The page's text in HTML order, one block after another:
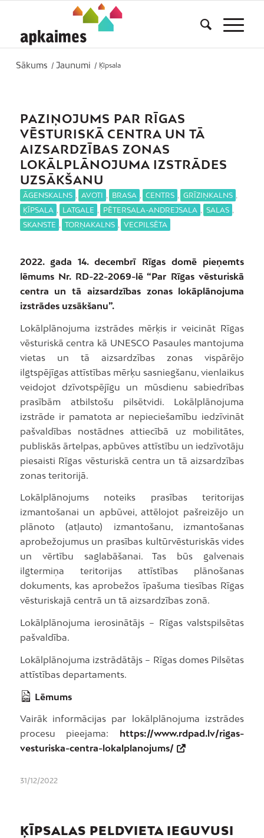
Sākums / Jaunumi / Ķīpsala
PAZIŅOJUMS PAR RĪGAS
VĒSTURISKĀ CENTRA UN TĀ
AIZSARDZĪBAS ZONAS
LOKĀLPLĀNOJUMA IZSTRĀDES
UZSĀKŠANU
ĀGENSKALNS , AVOTI , BRASA , CENTRS , GRĪZIŅKALNS ,
ĶĪPSALA , LATGALE , PĒTERSALA-ANDREJSALA , SALAS ,
SKANSTE , TORŅAKALNS , VECPILSĒTA
2022. gada 14. decembrī Rīgas domē pieņemts
lēmums Nr. RD-22-2069-lē “Par Rīgas vēsturiskā
centra un tā aizsardzības zonas lokāplānojuma
izstrādes uzsākšanu”.
Lokālplānojuma izstrādes mērķis ir veicināt Rīgas
vēsturiskā centra kā UNESCO Pasaules mantojuma
vietas un tā aizsardzības zonas vispārējo
ilgtspējīgas attīstības mērķu sasniegšanu, vienlaikus
veidojot dzīvotspējīgu un mūsdienu sabiedrības
prasībām atbilstošu pilsētvidi. Lokālplānojuma
izstrāde ir pamatota ar nepieciešamību iedzīvināt
pašvaldības nostādnes attiecībā uz mobilitātes,
publiskās ārtelpas, apbūves attīstību un iedzīvotāju
piesaisti Rīgas vēsturiskā centra un tā aizsardzības
zonas teritorijā.
Lokālplānojums noteiks prasības teritorijas
izmantošanai un apbūvei, attēlojot pašreizējo un
plānoto (atļauto) izmantošanu, izmantošanas
aprobežojumus un prasības kultūrvēsturiskās vides
un vērtību saglabāšanai. Tas būs galvenais
ilgtermiņa teritorijas attīstības plānošanas
dokuments, kas aprobežos īpašuma tiesības Rīgas
vēsturiskajā centrā un tā aizsardzības zonā.
Lokālplānojuma ierosinātājs – Rīgas valstspilsētas
pašvaldība.
Lokālplānojuma izstrādātājs – Rīgas domes Pilsētas
attīstības departaments.
Lēmums
Vairāk informācijas par lokālplānojuma izstrādes
procesu pieejama: https://www.rdpad.lv/rigas-
vesturiska-centra-lokalplanojums/
31/12/2022
ĶĪPSALAS PELDVIETA IEGUVUSI